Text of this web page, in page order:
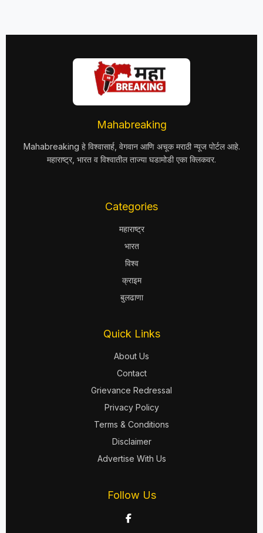
Mahabreaking
Mahabreaking हे विश्वासार्ह, वेगवान आणि अचूक मराठी न्यूज पोर्टल आहे.
महाराष्ट्र, भारत व विश्वातील ताज्या घडामोडी एका क्लिकवर.
Categories
महाराष्ट्र
भारत
विश्व
क्राइम
बुलढाणा
Quick Links
About Us
Contact
Grievance Redressal
Privacy Policy
Terms & Conditions
Disclaimer
Advertise With Us
Follow Us